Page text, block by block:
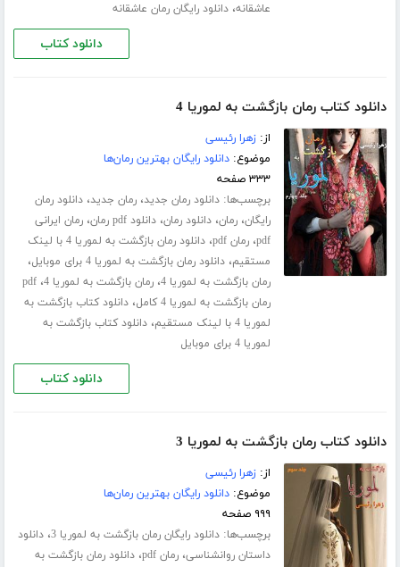
عاشقانه،دانلود رایگان رمان عاشقانه
دانلود کتاب
دانلود کتاب رمان بازگشت به لموریا 4
از:زهرا رئیسی
موضوع:دانلود رایگان بهترین رمان‌ها
۳۳۳ صفحه
برچسب‌ها:دانلود رمان جدید،رمان جدید،دانلود رمان
رایگان،رمان،دانلود رمان،دانلود pdf رمان ،رمان ایرانی
pdf،رمان pdf ،
دانلود رمان بازگشت به لموریا 4 با لینک
مستقیم،دانلود رمان بازگشت به لموریا 4 برای موبایل ،
رمان بازگشت به لموریا 4 ،رمان بازگشت به لموریا 4 ،pdf
رمان بازگشت به لموریا 4 کامل
،دانلود کتاب بازگشت به
لموریا 4 با لینک مستقیم
،دانلود کتاب بازگشت به
لموریا 4 برای موبایل
دانلود کتاب
دانلود کتاب رمان بازگشت به لموریا 3
از:زهرا رئیسی
موضوع:دانلود رایگان بهترین رمان‌ها
۹۹۹ صفحه
برچسب‌ها:دانلود رایگان رمان بازگشت به لموریا 3 ،دانلود
داستان روانشناسی،رمان pdf ،دانلود رمان بازگشت به